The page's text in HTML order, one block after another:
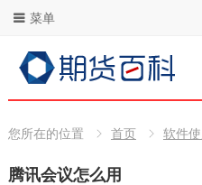
菜单
您所在的位置 首页 软件
腾讯会议怎么用